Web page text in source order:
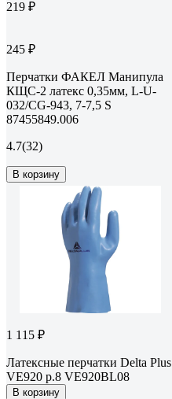
219 ₽
245 ₽
Перчатки ФАКЕЛ Манипула
КЩС-2 латекс 0,35мм, L-U-
032/CG-943, 7-7,5 S
87455849.006
4.7(32)
В корзину
1 115 ₽
Латексные перчатки Delta Plus
VE920 р.8 VE920BL08
В корзину